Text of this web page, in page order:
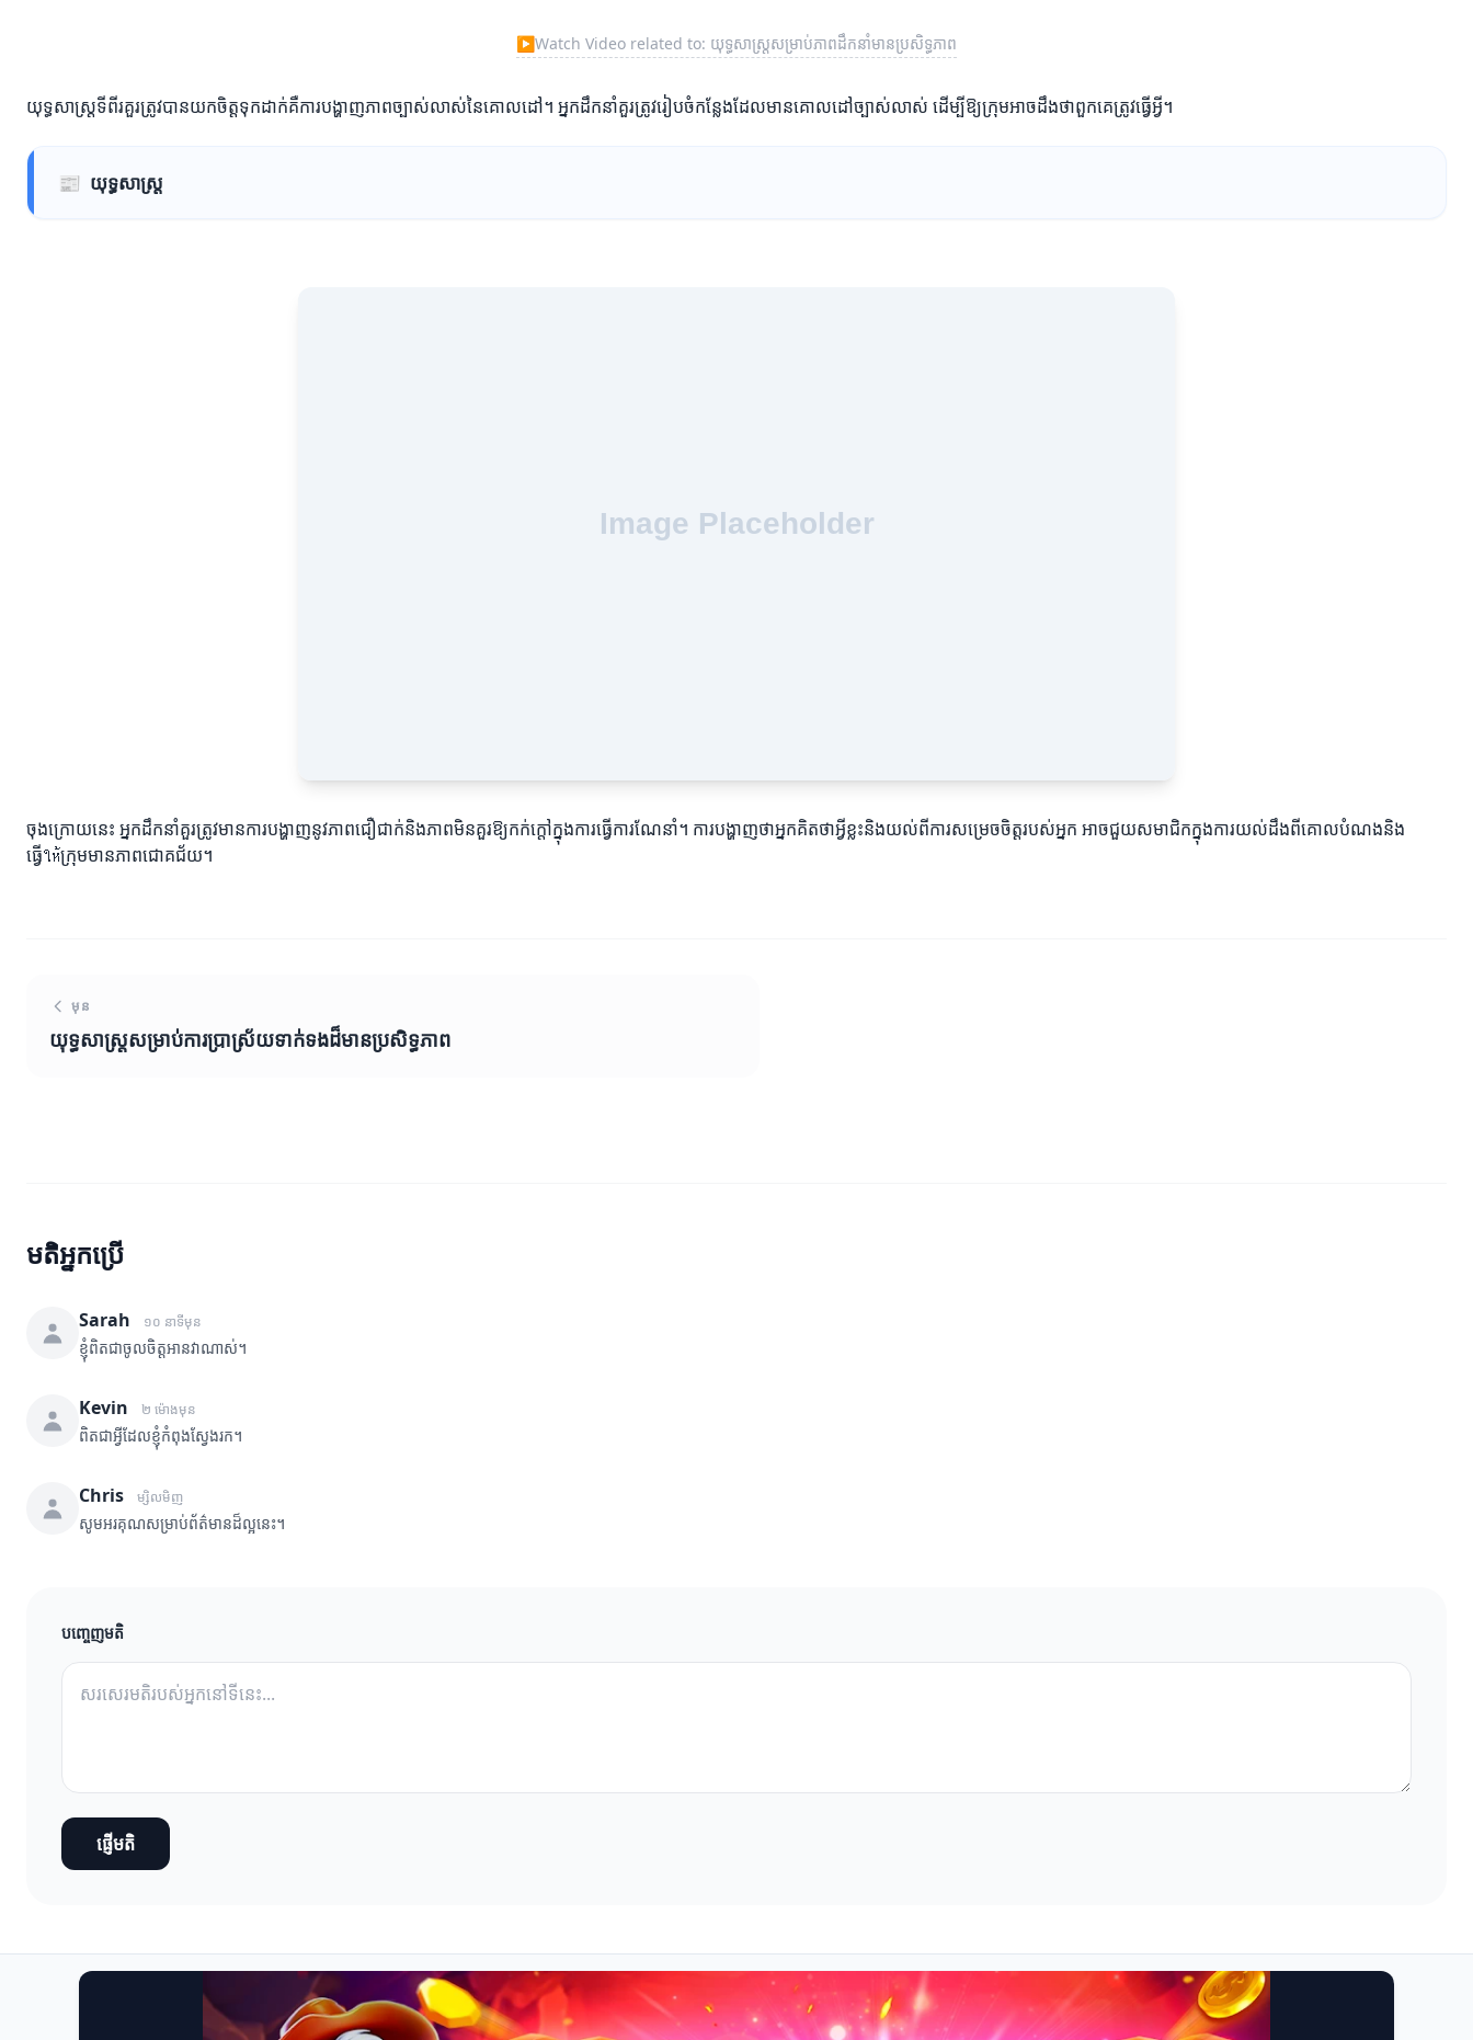
▶Watch Video related to: យុទ្ធសាស្ត្រសម្រាប់ភាពដឹកនាំមានប្រសិទ្ធភាព
យុទ្ធសាស្ត្រទីពីរគួរត្រូវបានយកចិត្តទុកដាក់គឺការបង្ហាញភាពច្បាស់លាស់នៃគោលដៅ។ អ្នកដឹកនាំគួរត្រូវរៀបចំកន្លែងដែលមានគោលដៅច្បាស់លាស់ ដើម្បីឱ្យក្រុមអាចដឹងថាពួកគេត្រូវធ្វើអ្វី។
📰 យុទ្ធសាស្ត្រ
ចុងក្រោយនេះ អ្នកដឹកនាំគួរត្រូវមានការបង្ហាញនូវភាពជឿជាក់និងភាពមិនគួរឱ្យកក់ក្តៅក្នុងការធ្វើការណែនាំ។ ការបង្ហាញថាអ្នកគិតថាអ្វីខ្លះនិងយល់ពីការសម្រេចចិត្តរបស់អ្នក អាចជួយសមាជិកក្នុងការយល់ដឹងពីគោលបំណងនិង
ធ្វើให้ក្រុមមានភាពជោគជ័យ។
មុន
យុទ្ធសាស្ត្រសម្រាប់ការប្រាស្រ័យទាក់ទងដ៏មានប្រសិទ្ធភាព
មតិអ្នកប្រើ
Sarah ១០ នាទីមុន
ខ្ញុំពិតជាចូលចិត្តអានវាណាស់។
Kevin ២ ម៉ោងមុន
ពិតជាអ្វីដែលខ្ញុំកំពុងស្វែងរក។
Chris ម្សិលមិញ
សូមអរគុណសម្រាប់ព័ត៌មានដ៏ល្អនេះ។
បញ្ចេញមតិ
ផ្ញើមតិ